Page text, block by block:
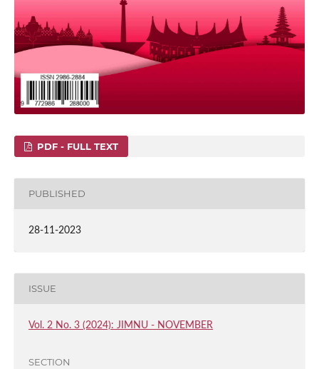
PDF - FULL TEXT
PUBLISHED
28-11-2023
ISSUE
Vol. 2 No. 3 (2024): JIMNU - NOVEMBER
SECTION